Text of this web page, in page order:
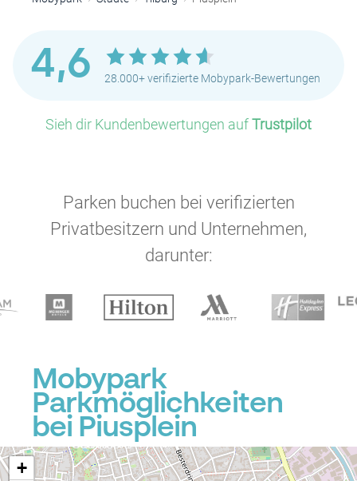
4,6 28.000+ verifizierte Mobypark-Bewertungen
Sieh dir Kundenbewertungen aufTrustpilot
Parken buchen bei verifizierten
Privatbesitzern und Unternehmen,
darunter:
Mobypark
Parkmöglichkeiten
bei Piusplein
+